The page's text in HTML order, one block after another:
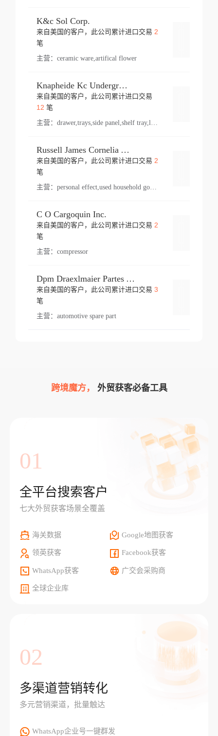
K&c Sol Corp.
来自美国的客户，此公司累计进口交易 2
笔
主营： ceramic ware,artifical flower
Knapheide Kc Underground
来自美国的客户，此公司累计进口交易
12 笔
主营：
Russell James Cornelia Arlington Va
来自美国的客户，此公司累计进口交易 2
笔
主营： personal effect,used household goods
C O Cargoquin Inc.
来自美国的客户，此公司累计进口交易 2
笔
主营： compressor
Dpm Draexlmaier Partes Automotrices Corr Ind Huejotzingo
来自美国的客户，此公司累计进口交易 3
笔
主营： automotive spare part
跨境魔方， 外贸获客必备工具
01
全平台搜索客户
七大外贸获客场景全覆盖
海关数据 Google地图获客
领英获客 Facebook获客
WhatsApp获客 广交会采购商
全球企业库
02
多渠道营销转化
多元营销渠道，批量触达
WhatsApp企业号一键群发